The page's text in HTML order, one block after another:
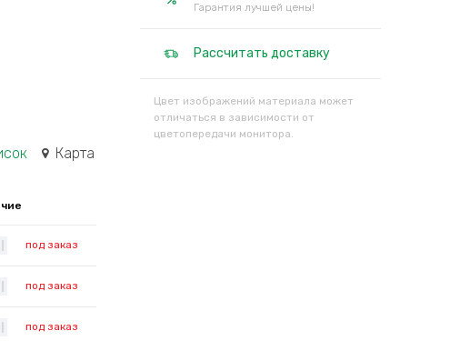
Гарантия лучшей цены!
Рассчитать доставку
Цвет изображений материала может
отличаться в зависимости от
цветопередачи монитора.
Карта
под заказ
под заказ
под заказ